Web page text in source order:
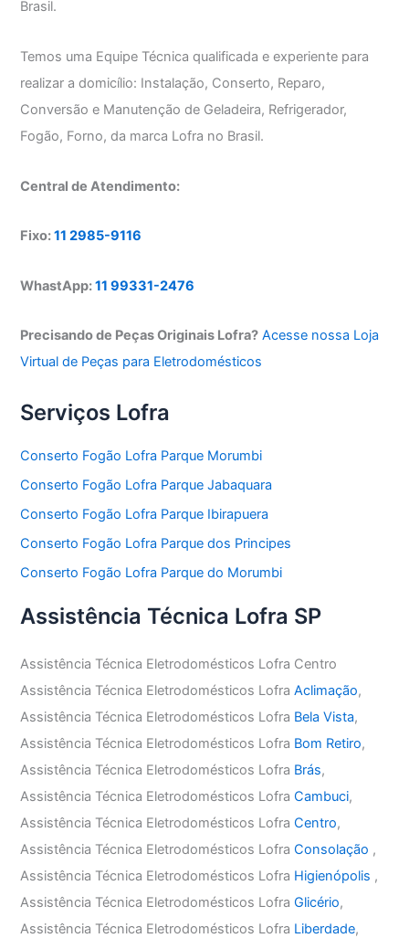
Brasil.
Temos uma Equipe Técnica qualificada e experiente para
realizar a domicílio: Instalação, Conserto, Reparo,
Conversão e Manutenção de Geladeira, Refrigerador,
Fogão, Forno, da marca Lofra no Brasil.
Central de Atendimento:
Fixo:11 2985-9116
WhastApp:11 99331-2476
Precisando de Peças Originais Lofra? Acesse nossa Loja
Virtual de Peças para Eletrodomésticos
Serviços Lofra
Conserto Fogão Lofra Parque Morumbi
Conserto Fogão Lofra Parque Jabaquara
Conserto Fogão Lofra Parque Ibirapuera
Conserto Fogão Lofra Parque dos Principes
Conserto Fogão Lofra Parque do Morumbi
Assistência Técnica Lofra SP
Assistência Técnica Eletrodomésticos Lofra Centro
Assistência Técnica Eletrodomésticos LofraAclimação,
Assistência Técnica Eletrodomésticos Lofra Bela Vista,
Assistência Técnica Eletrodomésticos Lofra Bom Retiro,
Assistência Técnica Eletrodomésticos Lofra Brás,
Assistência Técnica Eletrodomésticos LofraCambuci,
Assistência Técnica Eletrodomésticos LofraCentro,
Assistência Técnica Eletrodomésticos LofraConsolação ,
Assistência Técnica Eletrodomésticos Lofra Higienópolis ,
Assistência Técnica Eletrodomésticos LofraGlicério,
Assistência Técnica Eletrodomésticos Lofra Liberdade,